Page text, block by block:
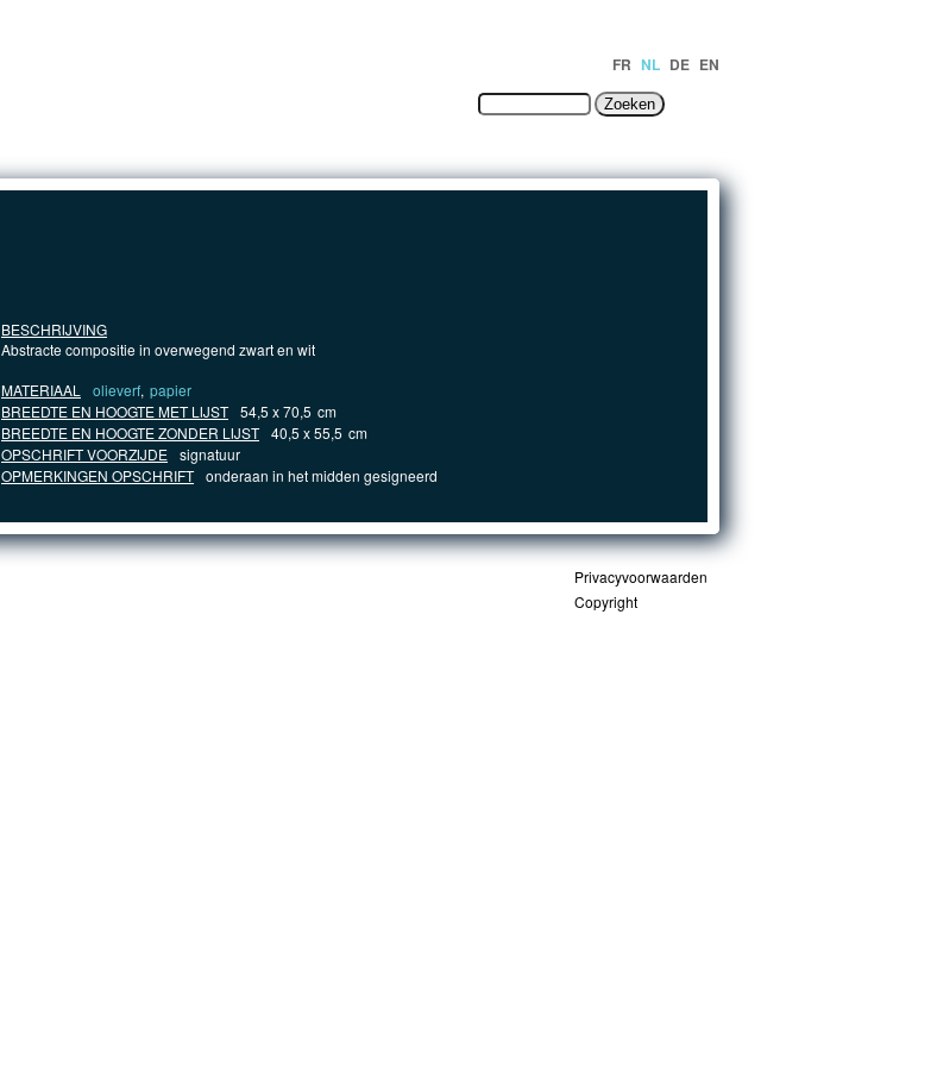
FR NL DE EN
BESCHRIJVING
Abstracte compositie in overwegend zwart en wit
MATERIAAL
olieverf, papier
BREEDTE EN HOOGTE MET LIJST 54,5 x 70,5 cm
BREEDTE EN HOOGTE ZONDER LIJST 40,5 x 55,5 cm
OPSCHRIFT VOORZIJDE signatuur
OPMERKINGEN OPSCHRIFT onderaan in het midden gesigneerd
Privacyvoorwaarden
Copyright